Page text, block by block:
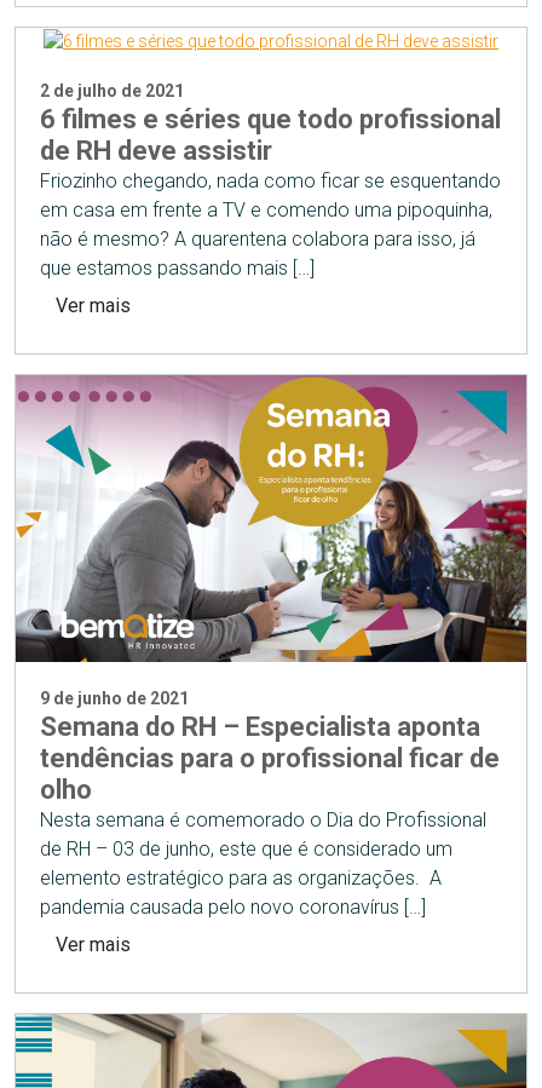
2 de julho de 2021
6 filmes e séries que todo profissional
de RH deve assistir
Friozinho chegando, nada como ficar se esquentando
em casa em frente a TV e comendo uma pipoquinha,
não é mesmo? A quarentena colabora para isso, já
que estamos passando mais […]
Ver mais
9 de junho de 2021
Semana do RH – Especialista aponta
tendências para o profissional ficar de
olho
Nesta semana é comemorado o Dia do Profissional
de RH – 03 de junho, este que é considerado um
elemento estratégico para as organizações. A
pandemia causada pelo novo coronavírus […]
Ver mais